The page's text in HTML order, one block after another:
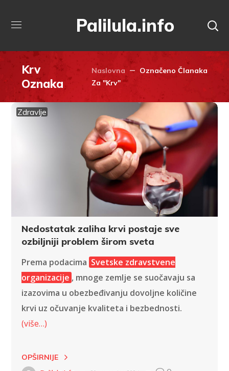
Palilula.info
Krv
Oznaka
Naslovna
Označeno Članaka
Za "Krv"
Zdravlje
Nedostatak zaliha krvi postaje sve
ozbiljniji problem širom sveta
Prema podacima Svetske zdravstvene
organizacije , mnoge zemlje se suočavaju sa
izazovima u obezbeđivanju dovoljne količine
krvi uz očuvanje kvaliteta i bezbednosti.
(više…)
OPŠIRNIJE